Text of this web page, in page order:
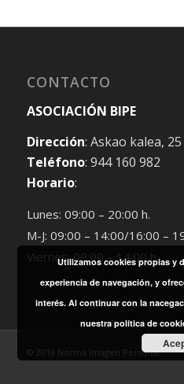
CONTACTO
ASOCIACIÓN BIPE
Dirección: Askao kalea,
Teléfono: 944 160 982
Horario:
Lunes: 09:00 – 20:00 h.
M-J: 09:00 – 14:00/16:00 –
Viernes: 09:00 – 14:00 h.
© 2019 Norma Imagen Personal
Utilizamos cookies propias y
experiencia de navegación, y
interés. Al continuar con la
nuestra política de